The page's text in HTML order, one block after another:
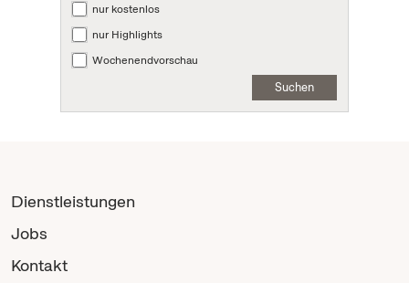
nur kostenlos
nur Highlights
Wochenendvorschau
Suchen
Dienstleistungen
Jobs
Kontakt